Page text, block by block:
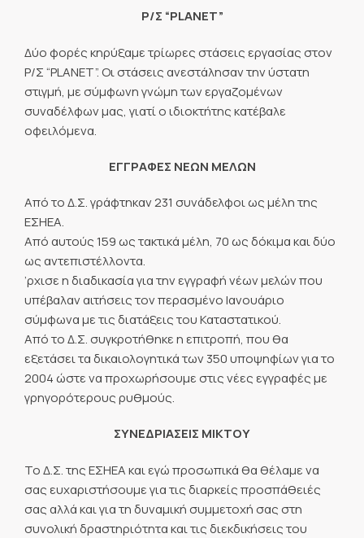
Ρ/Σ “PLANET”
Δύο φορές κηρύξαμε τρίωρες στάσεις εργασίας στον
Ρ/Σ “PLANET”. Οι στάσεις ανεστάλησαν την ύστατη
στιγμή, με σύμφωνη γνώμη των εργαζομένων
συναδέλφων μας, γιατί ο ιδιοκτήτης κατέβαλε
οφειλόμενα.
ΕΓΓΡΑΦΕΣ ΝΕΩΝ ΜΕΛΩΝ
Από το Δ.Σ. γράφτηκαν 231 συνάδελφοι ως μέλη της
ΕΣΗΕΑ.
Από αυτούς 159 ως τακτικά μέλη, 70 ως δόκιμα και δύο
ως αντεπιστέλλοντα.
’ρχισε η διαδικασία για την εγγραφή νέων μελών που
υπέβαλαν αιτήσεις τον περασμένο Ιανουάριο
σύμφωνα με τις διατάξεις του Καταστατικού.
Από το Δ.Σ. συγκροτήθηκε η επιτροπή, που θα
εξετάσει τα δικαιολογητικά των 350 υποψηφίων για το
2004 ώστε να προχωρήσουμε στις νέες εγγραφές με
γρηγορότερους ρυθμούς.
ΣΥΝΕΔΡΙΑΣΕΙΣ ΜΙΚΤΟΥ
Το Δ.Σ. της ΕΣΗΕΑ και εγώ προσωπικά θα θέλαμε να
σας ευχαριστήσουμε για τις διαρκείς προσπάθειές
σας αλλά και για τη δυναμική συμμετοχή σας στη
συνολική δραστηριότητα και τις διεκδικήσεις του